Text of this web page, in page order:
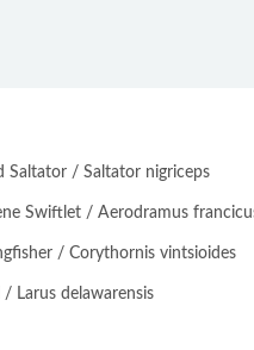
Saltator / Saltator nigriceps
Swiftlet / Aerodramus
/ Corythornis vintsioides
Larus delawarensis